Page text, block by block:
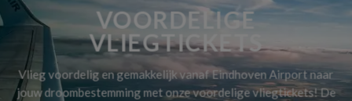
VOORDELIGE
VLIEGTICKETS
Vlieg voordelig en gemakkelijk vanaf Eindhoven Airport naar
jouw droombestemming met onze voordelige vliegtickets! De